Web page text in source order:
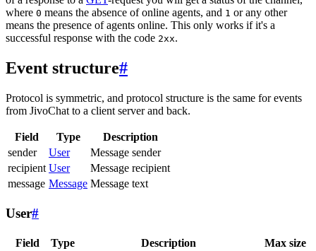
where 0 means the absence of online agents, and 1 or any other
means the presence of agents online. This only works if it's a
successful response with the code 2xx.
Event structure#
Protocol is symmetric, and protocol structure is the same for events
from JivoChat to a client server and back.
Field Type
Description
sender
User
Message sender
recipient User
Message recipient
message Message Message text
User#
Field Type Description Max size